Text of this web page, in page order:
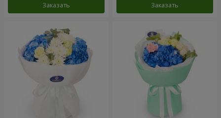
Заказать Заказать